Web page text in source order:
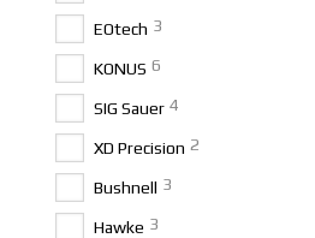
EOtech 3
KONUS 6
SIG Sauer 4
XD Precision 2
Bushnell 3
Hawke 3